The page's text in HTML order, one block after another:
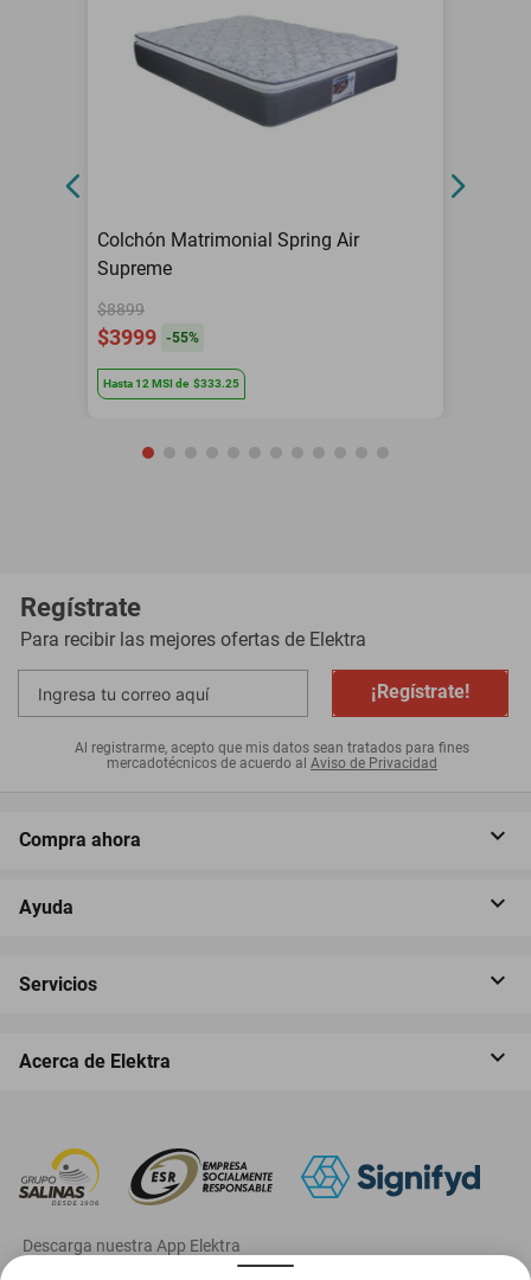
Colchón Matrimonial Spring Air
Supreme
$8899
$3999 -55%
Hasta12 MSIde $333.25
Regístrate
Para recibir las mejores ofertas de Elektra
¡Regístrate!
Al registrarme, acepto que mis datos sean tratados para fines
mercadotécnicos de acuerdo al Aviso de Privacidad
Compra ahora
Ayuda
Servicios
Acerca de Elektra
‎ Descarga nuestra App Elektra